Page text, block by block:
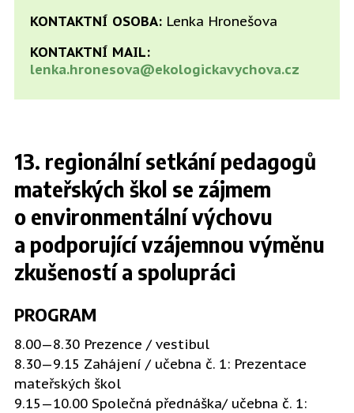
KONTAKTNÍ OSOBA:Lenka Hronešova
KONTAKTNÍ MAIL:
lenka.hronesova@ekologickavychova.cz
13. regionální setkání pedagogů
mateřských škol se zájmem
o environmentální výchovu
a podporující vzájemnou výměnu
zkušeností a spolupráci
PROGRAM
8.00—8.30 Prezence / vestibul
8.30—9.15 Zahájení / učebna č. 1: Prezentace
mateřských škol
9.15—10.00 Společná přednáška/ učebna č. 1: